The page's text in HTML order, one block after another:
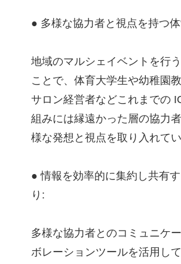
● 多様な協力者と視点を持つ
地域のマルシェイベントを行
ことで、体育大学生や幼稚園
サロン経営者などこれまでの
組みには縁遠かった層の協力
様な発想と視点を取り入れてい
● 情報を効率的に集約し共有
り:
多様な協力者とのコミュニケ
ボレーションツールを活用し